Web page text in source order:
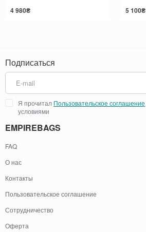
4 980₴ 5 100₴
Подписаться
Я прочитал Пользовательское соглашение
условиями
EMPIREBAGS
FAQ
О нас
Контакты
Пользовательское соглашение
Сотрудничество
Оферта